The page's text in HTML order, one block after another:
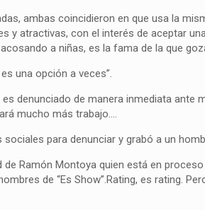
ambas coincidieron en que usa la
y atractivas, con el interés de aceptar
a niñas, es la fama de la que
una opción a veces”.
denunciado de manera inmediata ante
mucho más trabajo….
para denunciar y grabó a un
Ramón Montoya quien está en
de “Es Show”.Rating, es rating.